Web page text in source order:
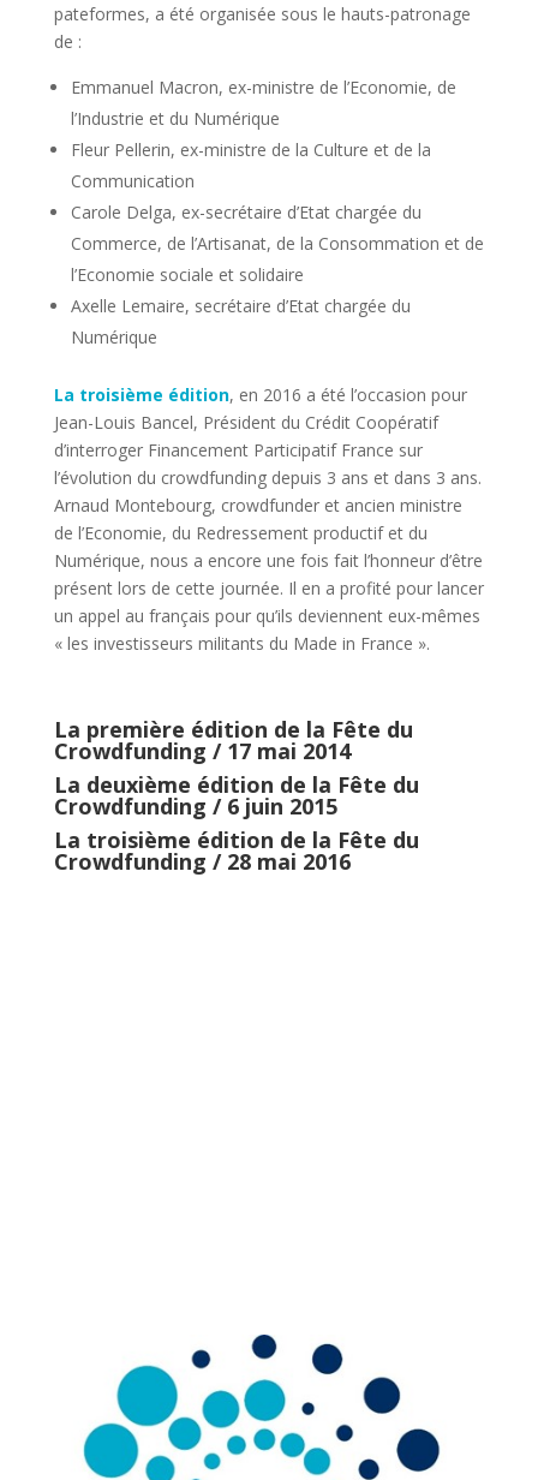
pateformes, a été organisée sous le hauts-patronage
de :
Emmanuel Macron, ex-ministre de l’Economie, de
l’Industrie et du Numérique
Fleur Pellerin, ex-ministre de la Culture et de la
Communication
Carole Delga, ex-secrétaire d’Etat chargée du
Commerce, de l’Artisanat, de la Consommation et de
l’Economie sociale et solidaire
Axelle Lemaire, secrétaire d’Etat chargée du
Numérique
La troisième édition, en 2016 a été l’occasion pour
Jean-Louis Bancel, Président du Crédit Coopératif
d’interroger Financement Participatif France sur
l’évolution du crowdfunding depuis 3 ans et dans 3 ans.
Arnaud Montebourg, crowdfunder et ancien ministre
de l’Economie, du Redressement productif et du
Numérique, nous a encore une fois fait l’honneur d’être
présent lors de cette journée. Il en a profité pour lancer
un appel au français pour qu’ils deviennent eux-mêmes
« les investisseurs militants du Made in France ».
La première édition de la Fête du
Crowdfunding / 17 mai 2014
La deuxième édition de la Fête du
Crowdfunding / 6 juin 2015
La troisième édition de la Fête du
Crowdfunding / 28 mai 2016